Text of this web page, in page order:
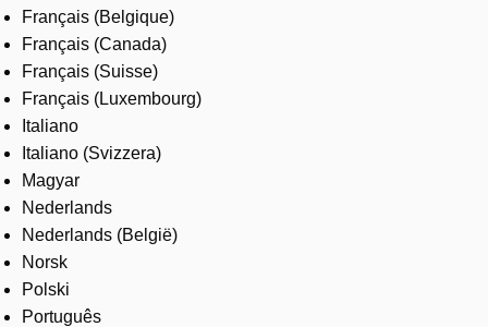
Français (Belgique)
Français (Canada)
Français (Suisse)
Français (Luxembourg)
Italiano
Italiano (Svizzera)
Magyar
Nederlands
Nederlands (België)
Norsk
Polski
Português